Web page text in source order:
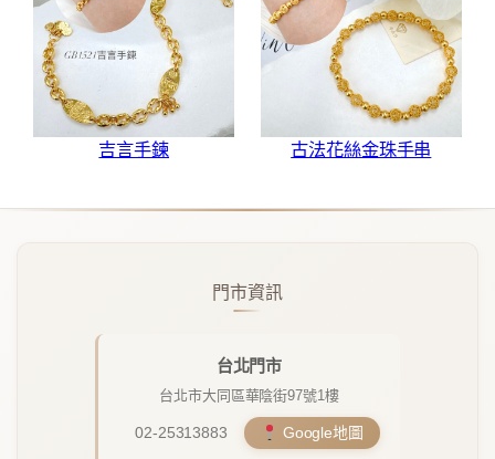
吉言手鍊 古法花絲金珠手串
門市資訊
台北門市
台北市大同區華陰街97號1樓
02-25313883 Google地圖